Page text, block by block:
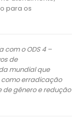
para os
o ODS 4 –
de
mundial que
erradicação
gênero e redução